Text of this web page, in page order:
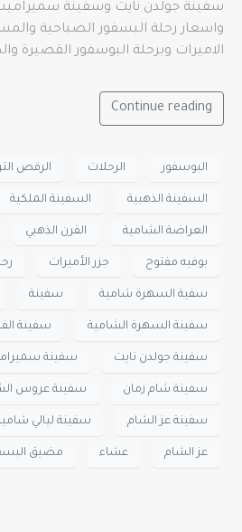
سفينة جولدن نايت وسفينة
واسعار رحلة البسفور الصباحية
الاميرات وبرحلة البوسفور القصيرة
Continue reading
البوسفور الرحلات الرقص
السفينة الذهبية السفينة الملكية
العراضة الشامية القرن الذهبي
بوفيه مفتوح جزر الأميرات
سفية السهرة شامية سفينة
سفينة السهرة الشامية سفينة الف
سفينة جولدن نايت سفينة
سفينة شام زمان سفينة عروس
سفينة عز الشام سفينة ليالي
عز الشام عشاء مضيق